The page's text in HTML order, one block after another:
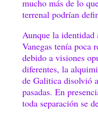
mucho más de lo
terrenal podrían
Aunque la identidad
Vanegas tenía poca
debido a visiones
diferentes, la
de Galitica disolvió
pasadas. En
toda separación se